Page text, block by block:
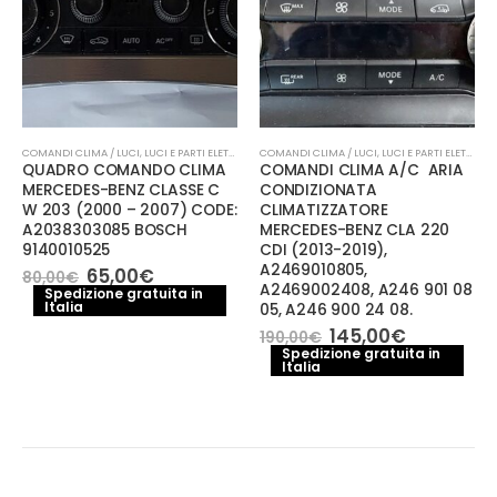
COMANDI CLIMA / LUCI, LUCI E PARTI ELETTRICHE
QUADRO COMANDO CLIMA
MERCEDES-BENZ CLASSE C
W 203 (2000 – 2007) CODE:
A2038303085 BOSCH
9140010525
80,00€ Il
prezzo
originale
65,00€Il
prezzo
attuale
Spedizione gratuita in
Italia
COMANDI CLIMA / LUCI, LUCI E PARTI ELETTRICHE
COMANDI CLIMA A/C ARIA
CONDIZIONATA
CLIMATIZZATORE
MERCEDES-BENZ CLA 220
CDI (2013-2019),
A2469010805,
A2469002408, A246 901 08
05, A246 900 24 08.
190,00€ Il
prezzo
originale
145,00€Il
prezzo
attuale
Spedizione gratuita in
Italia